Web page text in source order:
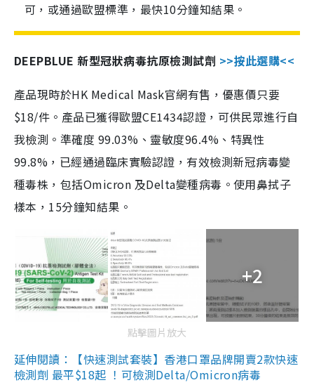
可，或通過歐盟標準，最快10分鐘知結果。
DEEPBLUE 新型冠狀病毒抗原檢測試劑 >>按此選購<<
產品現時於HK Medical Mask官網有售，優惠價只要
$18/件。產品已獲得歐盟CE1434認證，可供民眾進行自
我檢測。準確度 99.03%、靈敏度96.4%、特異性
99.8%，已經通過臨床實驗認證，有效檢測新冠病毒變
種毒株，包括Omicron 及Delta變種病毒。使用鼻拭子
樣本，15分鐘知結果。
+2
點擊圖片放大
延伸閱讀：【快速測試套裝】香港口罩品牌開賣2款快速
檢測劑 最平$18起 ！可檢測Delta/Omicron病毒